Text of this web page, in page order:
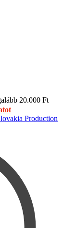
20.000 Ft